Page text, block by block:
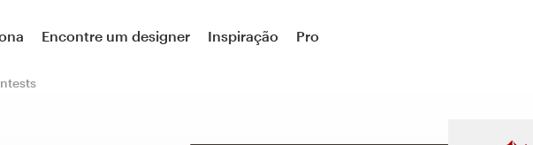
Encontre um designer Inspiração Pro